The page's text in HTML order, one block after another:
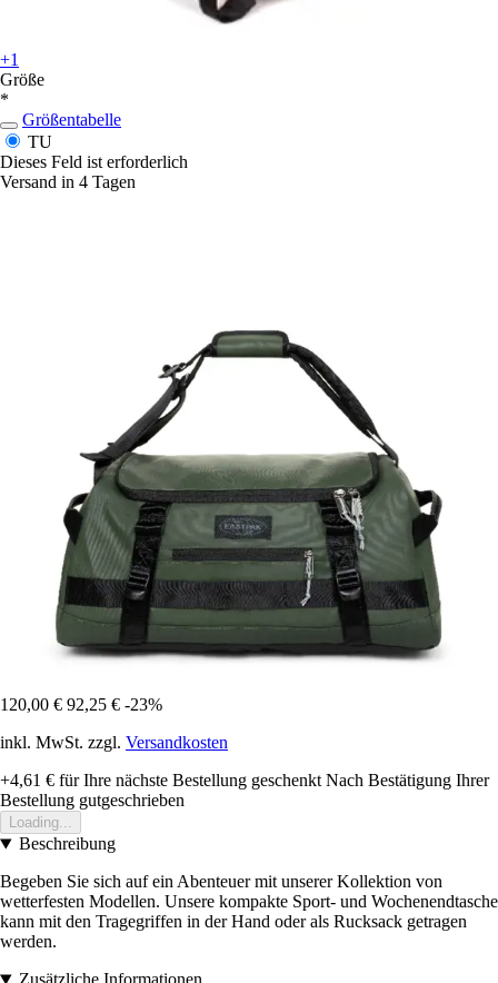
+1
Größe
*
Größentabelle
TU
Dieses Feld ist erforderlich
Versand in 4 Tagen
120,00 € 92,25 € -23%
inkl. MwSt. zzgl. Versandkosten
+4,61 € für Ihre nächste Bestellung geschenkt Nach Bestätigung Ihrer
Bestellung gutgeschrieben
Loading...
Beschreibung
Begeben Sie sich auf ein Abenteuer mit unserer Kollektion von
wetterfesten Modellen. Unsere kompakte Sport- und Wochenendtasche
kann mit den Tragegriffen in der Hand oder als Rucksack getragen
werden.